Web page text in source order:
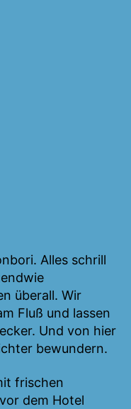
Alles schrill
überall. Wir
Fluß und lassen
Und von hier
bewundern.
frischen
dem Hotel